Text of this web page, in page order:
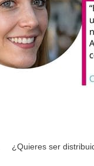
¿Quieres ser